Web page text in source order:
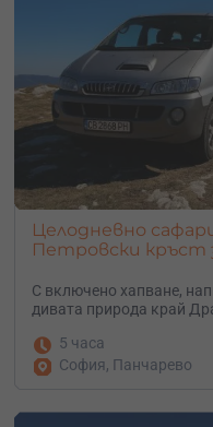
Целодневно
Петровски кръст
С включено хапване,
дивата природа край
5 часа
София, Панчарево